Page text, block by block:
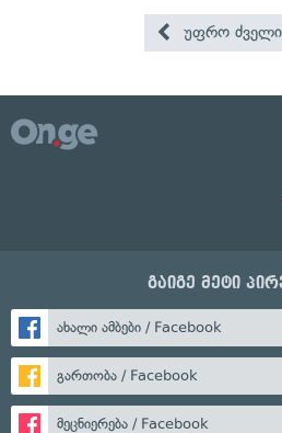
უფრო ძველი
გაიგე მეტი
ახალი ამბები / Facebook
გართობა / Facebook
მეცნიერება / Facebook